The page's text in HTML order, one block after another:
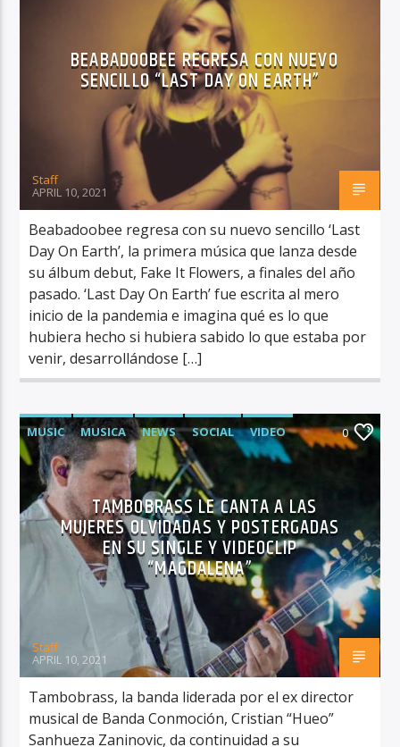
RadioAlternativo Live
BEABADOOBEE REGRESA CON NUEVO
SENCILLO “LAST DAY ON EARTH”
Staff
APRIL 10, 2021
Beabadoobee regresa con su nuevo sencillo ‘Last
Day On Earth’, la primera música que lanza desde
su álbum debut, Fake It Flowers, a finales del año
pasado. ‘Last Day On Earth’ fue escrita al mero
inicio de la pandemia e imagina qué es lo que
hubiera hecho si hubiera sabido lo que estaba por
venir, desarrollándose […]
MUSIC MUSICA NEWS SOCIAL VIDEO 0
TAMBOBRASS LE CANTA A LAS
MUJERES OLVIDADAS Y POSTERGADAS
EN SU SINGLE Y VIDEOCLIP
“MAGDALENA”
Staff
APRIL 10, 2021
Tambobrass, la banda liderada por el ex director
musical de Banda Conmoción, Cristian “Hueo”
Sanhueza Zaninovic, da continuidad a su